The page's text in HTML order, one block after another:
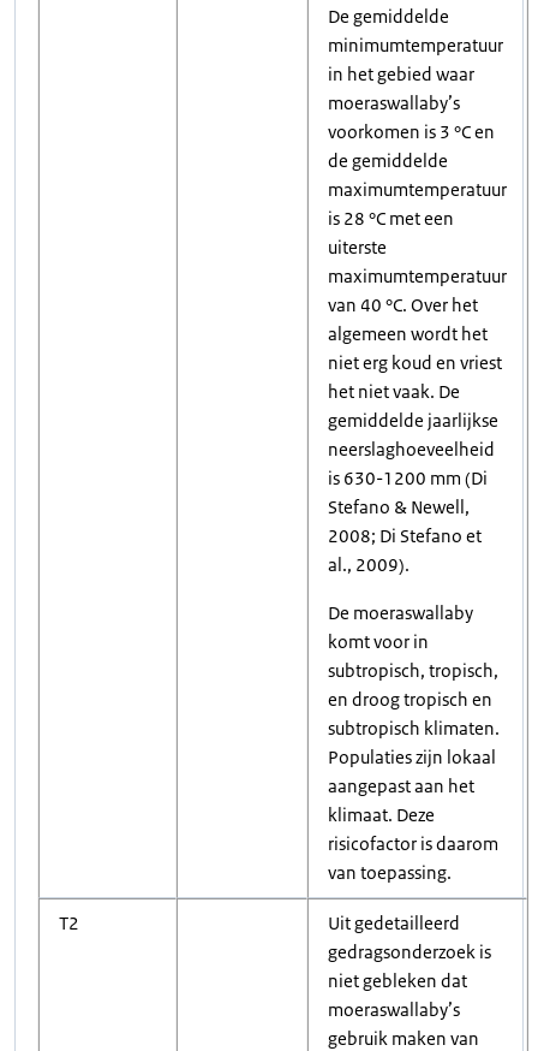
De gemiddelde
minimumtemperatuur
in het gebied waar
moeraswallaby’s
voorkomen is 3 °C en
de gemiddelde
maximumtemperatuur
is 28 °C met een
uiterste
maximumtemperatuur
van 40 °C. Over het
algemeen wordt het
niet erg koud en vriest
het niet vaak. De
gemiddelde jaarlijkse
neerslaghoeveelheid
is 630-1200 mm (Di
Stefano & Newell,
2008; Di Stefano et
al., 2009).
De moeraswallaby
komt voor in
subtropisch, tropisch,
en droog tropisch en
subtropisch klimaten.
Populaties zijn lokaal
aangepast aan het
klimaat. Deze
risicofactor is daarom
van toepassing.
T2
Uit gedetailleerd
gedragsonderzoek is
niet gebleken dat
moeraswallaby’s
gebruik maken van